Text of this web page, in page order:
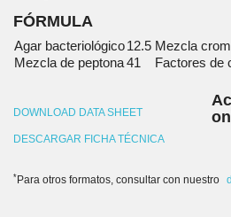
FÓRMULA
Agar bacteriológico12.5 Mezcla
Mezcla de peptona41 Factores de
DOWNLOAD DATA SHEET
DESCARGAR FICHA TÉCNICA
* Para otros formatos, consultar con nuestro